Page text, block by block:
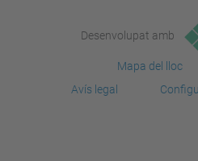
Desenvolupat amb
Mapa del lloc
Avís legal